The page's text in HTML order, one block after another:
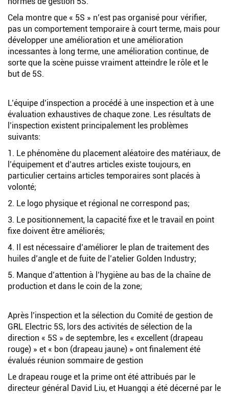
Cela montre que « 5S » n’est pas organisé pour vérifier,
pas un comportement temporaire à court terme, mais pour
développer une amélioration et une amélioration
incessantes à long terme, une amélioration continue, de
sorte que la scène puisse vraiment atteindre le rôle et le
but de 5S.
L’équipe d’inspection a procédé à une inspection et à une
évaluation exhaustives de chaque zone. Les résultats de
l’inspection existent principalement les problèmes
suivants:
1. Le phénomène du placement aléatoire des matériaux, de
l’équipement et d’autres articles existe toujours, en
particulier certains articles temporaires sont placés à
volonté;
2. Le logo physique et régional ne correspond pas;
3. Le positionnement, la capacité fixe et le travail en point
fixe doivent être améliorés;
4. Il est nécessaire d’améliorer le plan de traitement des
huiles d’angle et de fuite de l’atelier Golden Industry;
5. Manque d’attention à l’hygiène au bas de la chaîne de
production et dans le coin de la zone;
Après l’inspection et la sélection du Comité de gestion de
GRL Electric 5S, lors des activités de sélection de la
direction « 5S » de septembre, les « excellent (drapeau
rouge) » et « bon (drapeau jaune) » ont finalement été
évalués réunion sommaire de gestion
Le drapeau rouge et la prime ont été attribués par le
directeur général David Liu, et Huangqi a été décerné par le